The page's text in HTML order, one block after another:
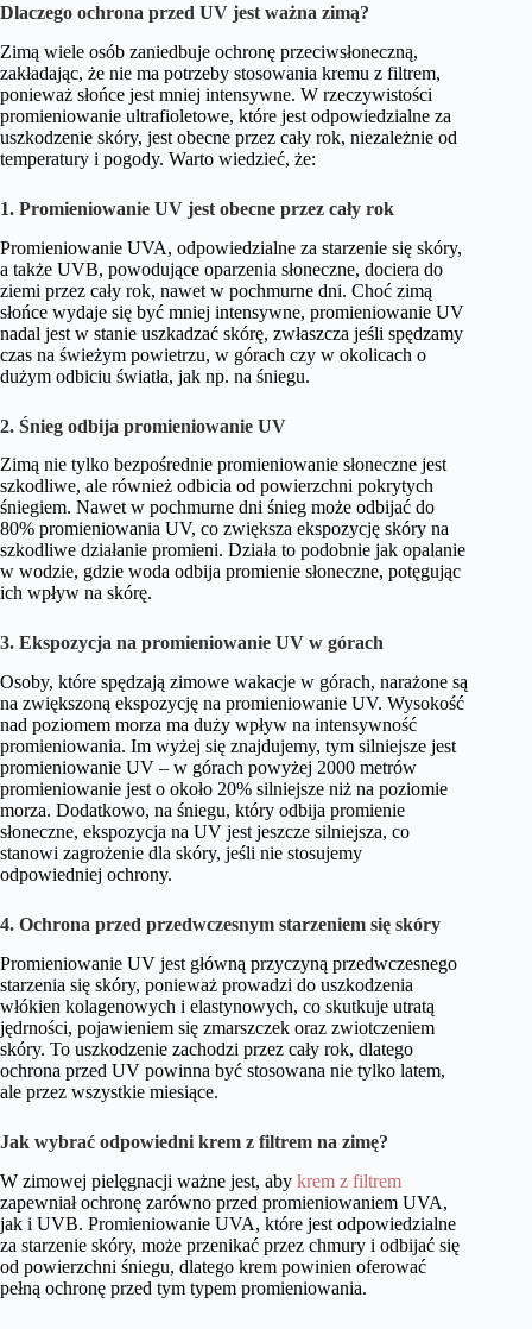
Dlaczego ochrona przed UV jest ważna zimą?
Zimą wiele osób zaniedbuje ochronę przeciwsłoneczną,
zakładając, że nie ma potrzeby stosowania kremu z filtrem,
ponieważ słońce jest mniej intensywne. W rzeczywistości
promieniowanie ultrafioletowe, które jest odpowiedzialne za
uszkodzenie skóry, jest obecne przez cały rok, niezależnie od
temperatury i pogody. Warto wiedzieć, że:
1. Promieniowanie UV jest obecne przez cały rok
Promieniowanie UVA, odpowiedzialne za starzenie się skóry,
a także UVB, powodujące oparzenia słoneczne, dociera do
ziemi przez cały rok, nawet w pochmurne dni. Choć zimą
słońce wydaje się być mniej intensywne, promieniowanie UV
nadal jest w stanie uszkadzać skórę, zwłaszcza jeśli spędzamy
czas na świeżym powietrzu, w górach czy w okolicach o
dużym odbiciu światła, jak np. na śniegu.
2. Śnieg odbija promieniowanie UV
Zimą nie tylko bezpośrednie promieniowanie słoneczne jest
szkodliwe, ale również odbicia od powierzchni pokrytych
śniegiem. Nawet w pochmurne dni śnieg może odbijać do
80% promieniowania UV, co zwiększa ekspozycję skóry na
szkodliwe działanie promieni. Działa to podobnie jak opalanie
w wodzie, gdzie woda odbija promienie słoneczne, potęgując
ich wpływ na skórę.
3. Ekspozycja na promieniowanie UV w górach
Osoby, które spędzają zimowe wakacje w górach, narażone są
na zwiększoną ekspozycję na promieniowanie UV. Wysokość
nad poziomem morza ma duży wpływ na intensywność
promieniowania. Im wyżej się znajdujemy, tym silniejsze jest
promieniowanie UV – w górach powyżej 2000 metrów
promieniowanie jest o około 20% silniejsze niż na poziomie
morza. Dodatkowo, na śniegu, który odbija promienie
słoneczne, ekspozycja na UV jest jeszcze silniejsza, co
stanowi zagrożenie dla skóry, jeśli nie stosujemy
odpowiedniej ochrony.
4. Ochrona przed przedwczesnym starzeniem się skóry
Promieniowanie UV jest główną przyczyną przedwczesnego
starzenia się skóry, ponieważ prowadzi do uszkodzenia
włókien kolagenowych i elastynowych, co skutkuje utratą
jędrności, pojawieniem się zmarszczek oraz zwiotczeniem
skóry. To uszkodzenie zachodzi przez cały rok, dlatego
ochrona przed UV powinna być stosowana nie tylko latem,
ale przez wszystkie miesiące.
Jak wybrać odpowiedni krem z filtrem na zimę?
W zimowej pielęgnacji ważne jest, aby krem z filtrem
zapewniał ochronę zarówno przed promieniowaniem UVA,
jak i UVB. Promieniowanie UVA, które jest odpowiedzialne
za starzenie skóry, może przenikać przez chmury i odbijać się
od powierzchni śniegu, dlatego krem powinien oferować
pełną ochronę przed tym typem promieniowania.